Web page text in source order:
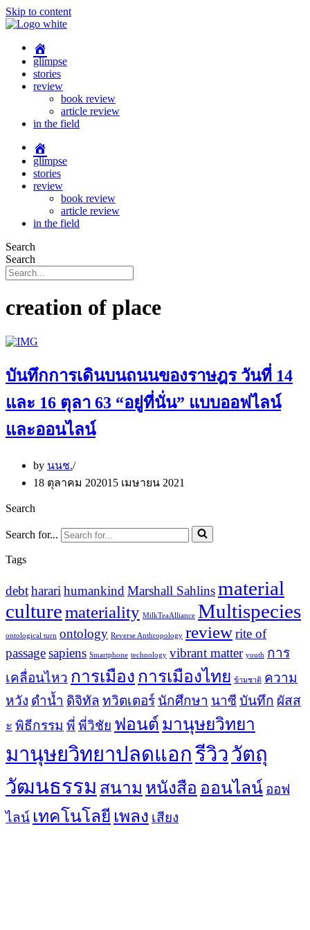
Skip to content
glimpse
stories
review
book review
article review
in the field
glimpse
stories
review
book review
article review
in the field
Search
Search
creation of place
บันทึกการเดินบนถนนของราษฎร วันที่ 14
และ 16 ตุลา 63 “อยู่ที่นั่น” แบบออฟไลน์
และออนไลน์
by นนช.
18 ตุลาคม 202015 เมษายน 2021
Search
Search for...
Tags
debtharari humankind Marshall Sahlinsmaterial
culturemateriality MilkTeaAlliance Multispecies
ontological turn ontology Reverse Anthropology reviewrite of
passagesapiens Smartphone technology vibrant matter youth การ
เคลื่อนไหว การเมือง การเมืองไทย ข้ามชาติ ความ
หวัง ดำน้ำ ดิจิทัล ทวิตเตอร์ นักศึกษา นาซี บันทึก ผัสส
ะ พิธีกรรม พี่ พี่วิชัย ฟอนต์ มานุษยวิทยา
มานุษยวิทยาปลดแอกรีวิววัตถุ
วัฒนธรรม สนาม หนังสือ ออนไลน์ ออฟ
ไลน์ เทคโนโลยี เพลง เสียง